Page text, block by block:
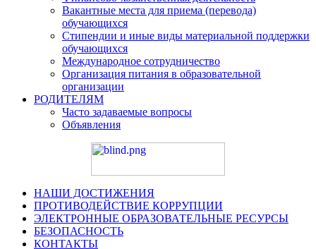
Вакантные места для приема (перевода)
обучающихся
Стипендии и иные виды материальной поддержки
обучающихся
Международное сотрудничество
Организация питания в образовательной
организации
РОДИТЕЛЯМ
Часто задаваемые вопросы
Объявления
НАШИ ДОСТИЖЕНИЯ
ПРОТИВОДЕЙСТВИЕ КОРРУПЦИИ
ЭЛЕКТРОННЫЕ ОБРАЗОВАТЕЛЬНЫЕ РЕСУРСЫ
БЕЗОПАСНОСТЬ
КОНТАКТЫ